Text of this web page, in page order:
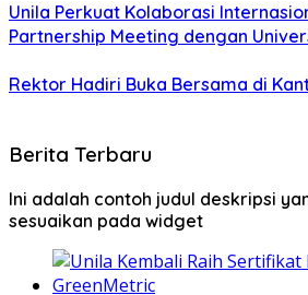
Unila Perkuat Kolaborasi
Partnership Meeting dengan
Rektor Hadiri Buka Bersama di
Berita Terbaru
Ini adalah contoh judul deskripsi
sesuaikan pada widget